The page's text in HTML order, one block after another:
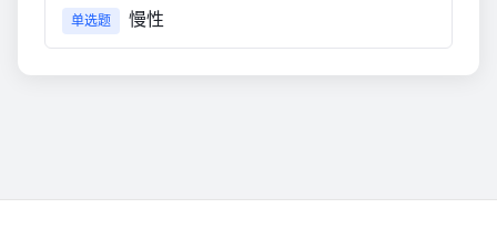
单选题 慢性